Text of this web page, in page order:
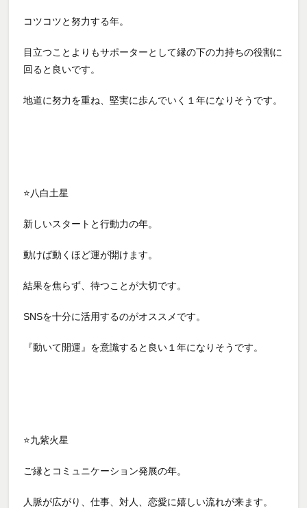
コツコツと努力する年。
目立つことよりもサポーターとして縁の下の力持ちの役割に
回ると良いです。
地道に努力を重ね、堅実に歩んでいく１年になりそうです。
⭐八白土星
新しいスタートと行動力の年。
動けば動くほど運が開けます。
結果を焦らず、待つことが大切です。
SNSを十分に活用するのがオススメです。
『動いて開運』を意識すると良い１年になりそうです。
⭐九紫火星
ご縁とコミュニケーション発展の年。
人脈が広がり、仕事、対人、恋愛に嬉しい流れが来ます。